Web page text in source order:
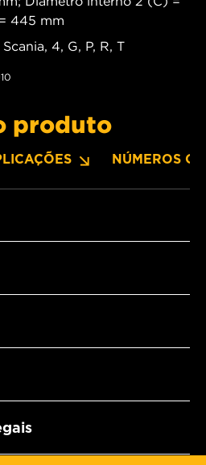
445 mm
4, G, P, R, T
produto
NÚMEROS OE